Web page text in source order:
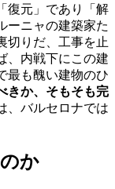
復元」であり「解
ーニャの建築家た
切りだ、工事を止
、内戦下にこの建
最も醜い建物のひ
きか、そもそも完
バルセロナでは
か